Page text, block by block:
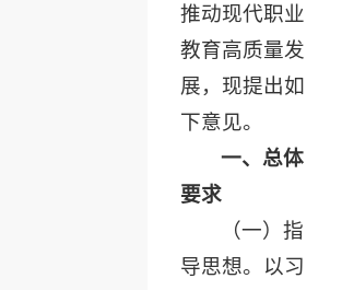
推动现代职业
教育高质量发
展，现提出如
下意见。
一、总体
要求
（一）指
导思想。以习